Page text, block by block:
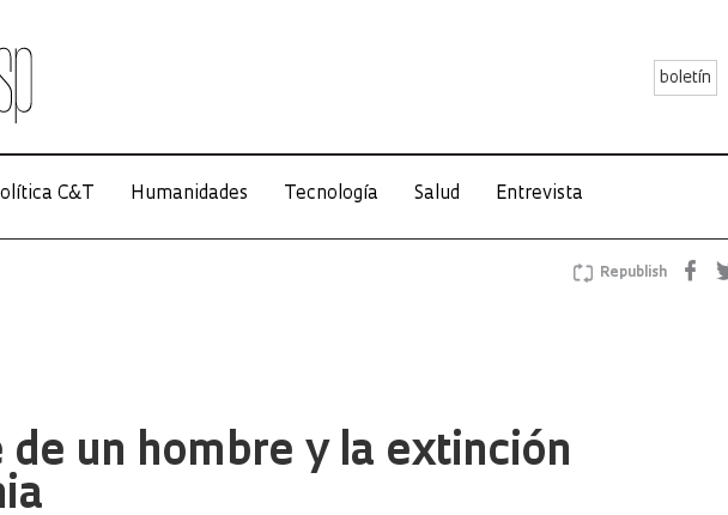
boletín
C&T Humanidades Tecnología Salud Entrevista
Republish
de un hombre y la extinción